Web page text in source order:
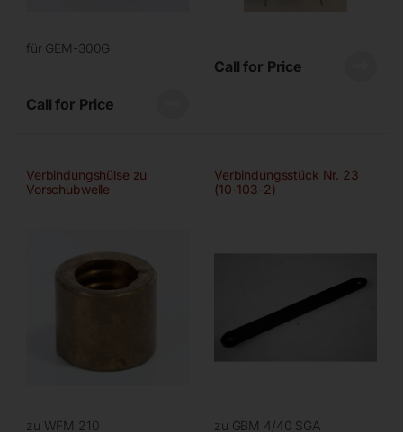
für GEM-300G
Call for Price
Call for Price
Verbindungshülse zu
Vorschubwelle
zu WFM 210
Verbindungsstück Nr. 23
(10-103-2)
zu GBM 4/40 SGA